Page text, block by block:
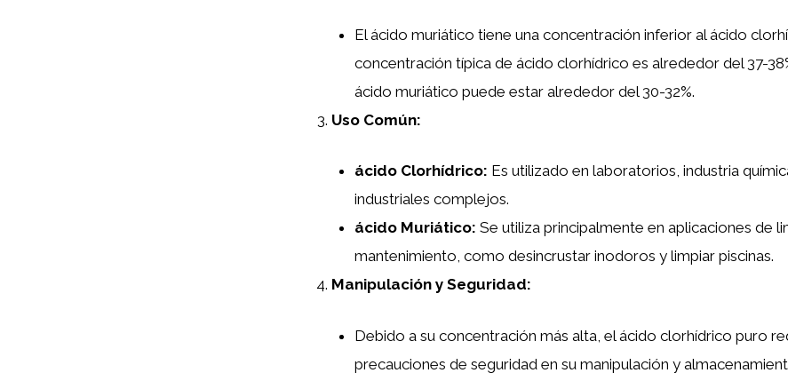
El ácido muriático tiene una concentración inferior al ácido
concentración típica de ácido clorhídrico es alrededor del 37-
ácido muriático puede estar alrededor del 30-32%.
Uso Común:
ácido Clorhídrico: Es utilizado en laboratorios, industria
industriales complejos.
ácido Muriático: Se utiliza principalmente en aplicaciones de
mantenimiento, como desincrustar inodoros y limpiar piscinas.
Manipulación y Seguridad:
Debido a su concentración más alta, el ácido clorhídrico puro
precauciones de seguridad en su manipulación y